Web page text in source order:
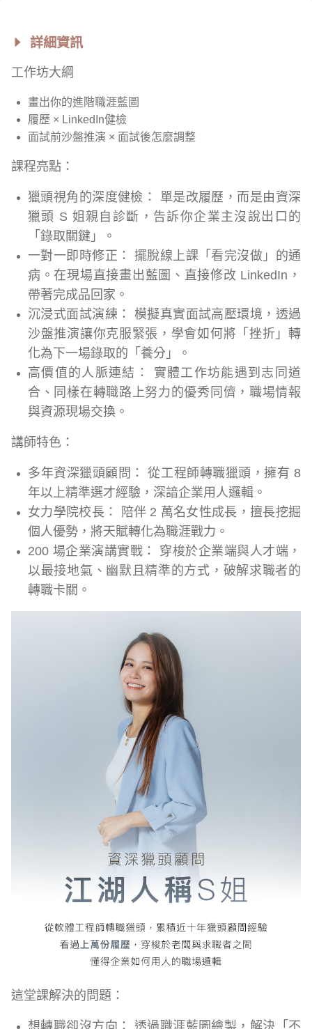
詳細資訊
工作坊大綱
畫出你的進階職涯藍圖
履歷 × LinkedIn健檢
面試前沙盤推演 × 面試後怎麼調整
課程亮點：
獵頭視角的深度健檢： 單是改履歷，而是由資深
獵頭 S 姐親自診斷，告訴你企業主沒說出口的
「錄取關鍵」。
一對一即時修正： 擺脫線上課「看完沒做」的通
病。在現場直接畫出藍圖、直接修改 LinkedIn，
帶著完成品回家。
沉浸式面試演練： 模擬真實面試高壓環境，透過
沙盤推演讓你克服緊張，學會如何將「挫折」轉
化為下一場錄取的「養分」。
高價值的人脈連結： 實體工作坊能遇到志同道
合、同樣在轉職路上努力的優秀同儕，職場情報
與資源現場交換。
講師特色：
多年資深獵頭顧問： 從工程師轉職獵頭，擁有 8
年以上精準選才經驗，深諳企業用人邏輯。
女力學院校長： 陪伴 2 萬名女性成長，擅長挖掘
個人優勢，將天賦轉化為職涯戰力。
200 場企業演講實戰： 穿梭於企業端與人才端，
以最接地氣、幽默且精準的方式，破解求職者的
轉職卡關。
這堂課解決的問題：